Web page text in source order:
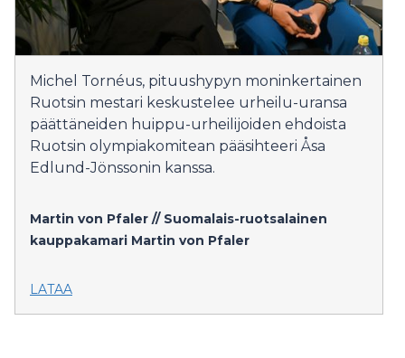
Michel Tornéus, pituushypyn moninkertainen
Ruotsin mestari keskustelee urheilu-uransa
päättäneiden huippu-urheilijoiden ehdoista
Ruotsin olympiakomitean pääsihteeri Åsa
Edlund-Jönssonin kanssa.
Martin von Pfaler // Suomalais-ruotsalainen
kauppakamari Martin von Pfaler
LATAA